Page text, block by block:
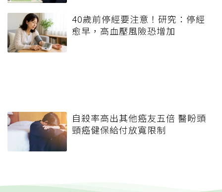
40歲前停經要注意！研究：停經
愈早，高血壓風險恐增加
自殺率高出其他癌友五倍 醫盼頭
頸癌健保給付放寬限制